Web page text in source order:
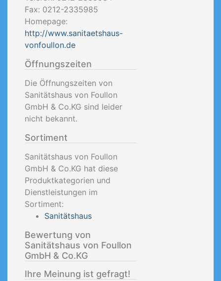
Fax: 0212-2335985
Homepage:
http://www.sanitaetshaus-
vonfoullon.de
Öffnungszeiten
Die Öffnungszeiten von
Sanitätshaus von Foullon
GmbH & Co.KG sind leider
nicht bekannt.
Sortiment
Sanitätshaus von Foullon
GmbH & Co.KG hat diese
Produktkategorien und
Dienstleistungen im
Sortiment:
Sanitätshaus
Bewertung von
Sanitätshaus von Foullon
GmbH & Co.KG
Ihre Meinung ist gefragt!